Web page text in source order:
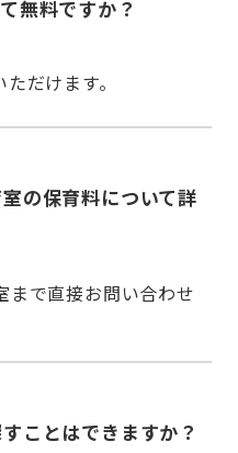
無料ですか？
だけます。
の保育料について詳
まで直接お問い合わせ
ことはできますか？